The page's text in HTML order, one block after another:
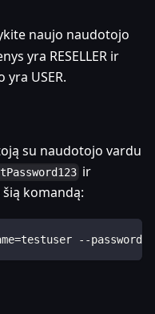
naujo naudotojo
yra RESELLER ir
yra USER.
su naudotojo vardu
ir
komandą:
--